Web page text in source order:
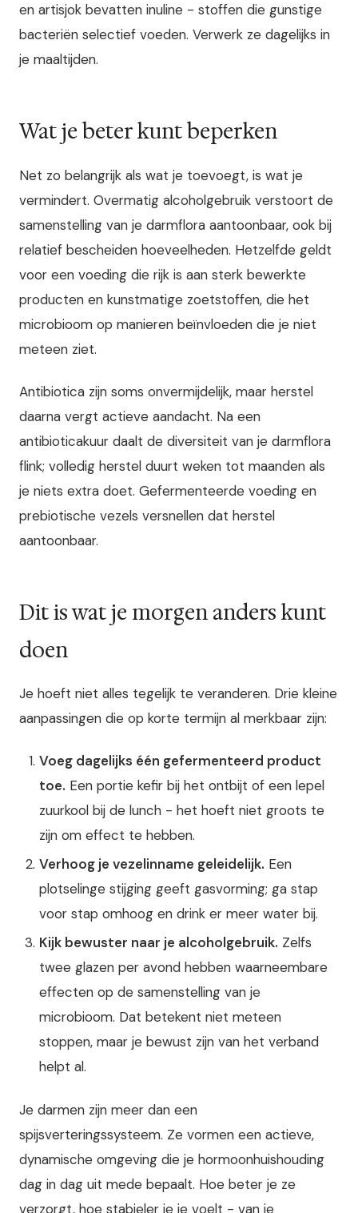
en artisjok bevatten inuline - stoffen die gunstige
bacteriën selectief voeden. Verwerk ze dagelijks in
je maaltijden.
Wat je beter kunt beperken
Net zo belangrijk als wat je toevoegt, is wat je
vermindert. Overmatig alcoholgebruik verstoort de
samenstelling van je darmflora aantoonbaar, ook bij
relatief bescheiden hoeveelheden. Hetzelfde geldt
voor een voeding die rijk is aan sterk bewerkte
producten en kunstmatige zoetstoffen, die het
microbioom op manieren beïnvloeden die je niet
meteen ziet.
Antibiotica zijn soms onvermijdelijk, maar herstel
daarna vergt actieve aandacht. Na een
antibioticakuur daalt de diversiteit van je darmflora
flink; volledig herstel duurt weken tot maanden als
je niets extra doet. Gefermenteerde voeding en
prebiotische vezels versnellen dat herstel
aantoonbaar.
Dit is wat je morgen anders kunt
doen
Je hoeft niet alles tegelijk te veranderen. Drie kleine
aanpassingen die op korte termijn al merkbaar zijn:
Voeg dagelijks één gefermenteerd product
toe. Een portie kefir bij het ontbijt of een lepel
zuurkool bij de lunch - het hoeft niet groots te
zijn om effect te hebben.
Verhoog je vezelinname geleidelijk. Een
plotselinge stijging geeft gasvorming; ga stap
voor stap omhoog en drink er meer water bij.
Kijk bewuster naar je alcoholgebruik. Zelfs
twee glazen per avond hebben waarneembare
effecten op de samenstelling van je
microbioom. Dat betekent niet meteen
stoppen, maar je bewust zijn van het verband
helpt al.
Je darmen zijn meer dan een
spijsverteringssysteem. Ze vormen een actieve,
dynamische omgeving die je hormoonhuishouding
dag in dag uit mede bepaalt. Hoe beter je ze
verzorgt, hoe stabieler je je voelt - van je